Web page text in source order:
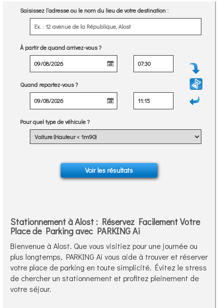
Saisissez l’adresse ou le nom du lieu de votre destination :
À partir de quand arrivez-vous ?
Quand repartez-vous ?
Pour quel type de véhicule ?
Stationnement à Alost : Réservez Facilement Votre
Place de Parking avec PARKING Ai
Bienvenue à Alost. Que vous visitiez pour une journée ou
plus longtemps, PARKING Ai vous aide à trouver et réserver
votre place de parking en toute simplicité. Évitez le stress
de chercher un stationnement et profitez pleinement de
votre séjour.